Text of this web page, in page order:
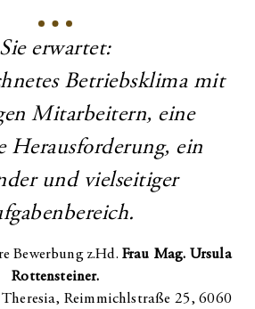
Sie erwartet:
Betriebsklima mit
Mitarbeitern, eine
Herausforderung, ein
und vielseitiger
Bewerbung z.Hd. Frau Mag. Ursula
Rottensteiner.
Reimmichlstraße 25, 6060